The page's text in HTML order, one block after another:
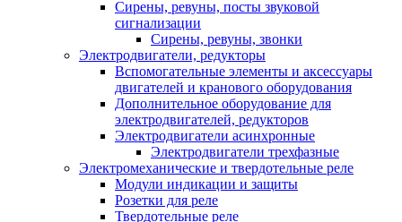
Сирены, ревуны, посты звуковой
сигнализации
Сирены, ревуны, звонки
Электродвигатели, редукторы
Вспомогательные элементы и аксессуары
двигателей и кранового оборудования
Дополнительное оборудование для
электродвигателей, редукторов
Электродвигатели асинхронные
Электродвигатели трехфазные
Электромеханические и твердотельные реле
Модули индикации и защиты
Розетки для реле
Твердотельные реле